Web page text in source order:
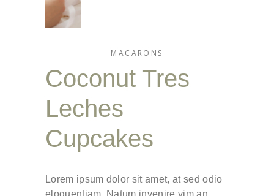
MACARONS
Coconut Tres
Leches
Cupcakes
Lorem ipsum dolor sit amet, at sed odio